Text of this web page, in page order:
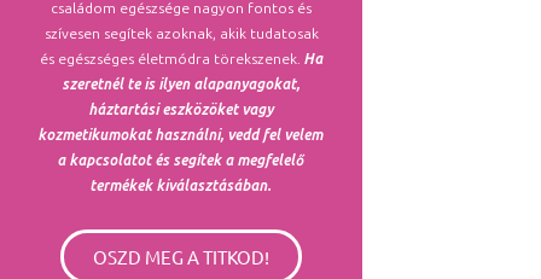
családom egészsége nagyon fontos és
szívesen segítek azoknak, akik tudatosak
és egészséges életmódra törekszenek. Ha
szeretnél te is ilyen alapanyagokat,
háztartási eszközöket vagy
kozmetikumokat használni, vedd fel velem
a kapcsolatot és segítek a megfelelő
termékek kiválasztásában.
OSZD MEG A TITKOD!